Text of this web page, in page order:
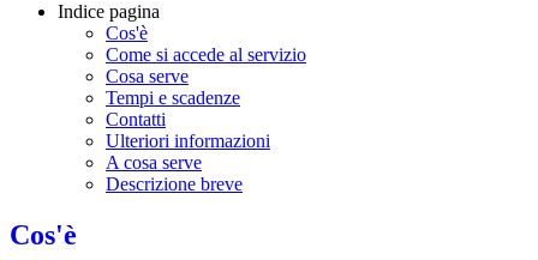
Indice pagina
Cos'è
Come si accede al servizio
Cosa serve
Tempi e scadenze
Contatti
Ulteriori informazioni
A cosa serve
Descrizione breve
Cos'è